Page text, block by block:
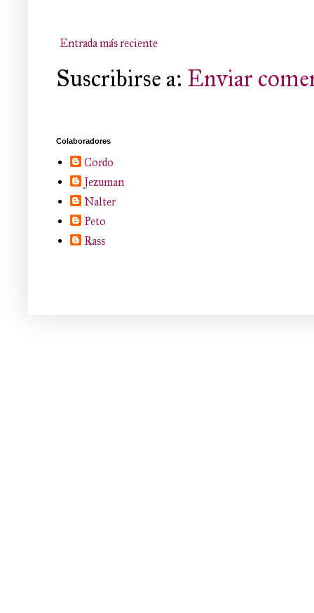
Entrada más reciente
Suscribirse a: Enviar
Colaboradores
Cordo
Jezuman
Nalter
Peto
Rass